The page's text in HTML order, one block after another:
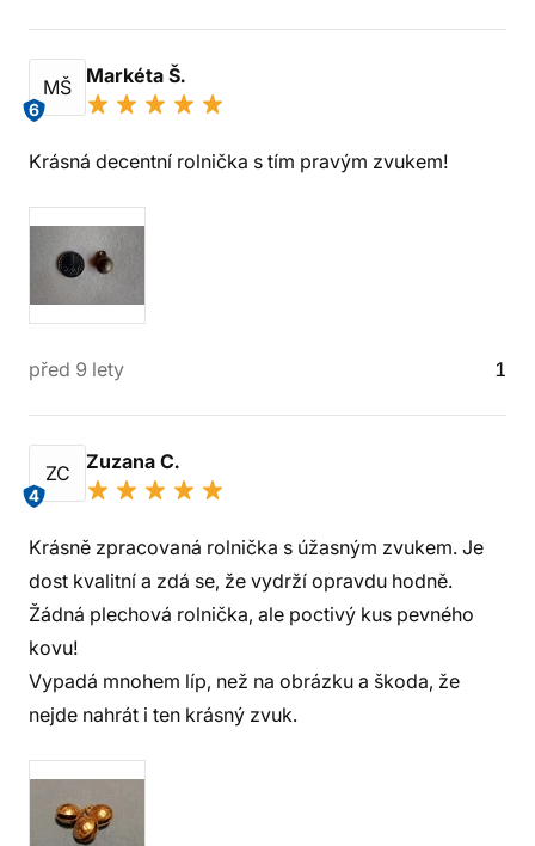
MŠ
6
Markéta Š.
Krásná decentní rolnička s tím pravým zvukem!
před 9 lety 1
ZC
4
Zuzana C.
Krásně zpracovaná rolnička s úžasným zvukem. Je
dost kvalitní a zdá se, že vydrží opravdu hodně.
Žádná plechová rolnička, ale poctivý kus pevného
kovu!
Vypadá mnohem líp, než na obrázku a škoda, že
nejde nahrát i ten krásný zvuk.